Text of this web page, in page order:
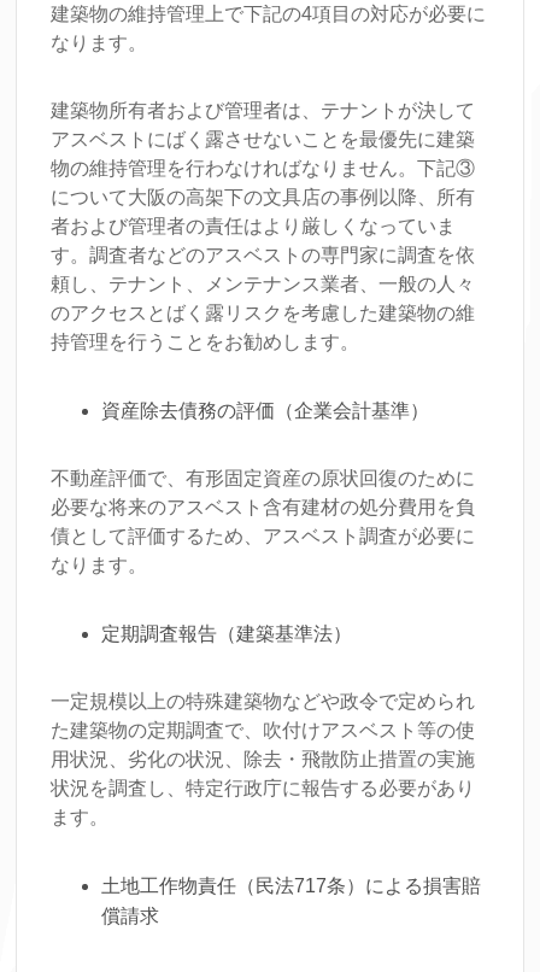
建築物の維持管理上で下記の4項目の対応が必要に
なります。
建築物所有者および管理者は、テナントが決して
アスベストにばく露させないことを最優先に建築
物の維持管理を行わなければなりません。下記③
について大阪の高架下の文具店の事例以降、所有
者および管理者の責任はより厳しくなっていま
す。調査者などのアスベストの専門家に調査を依
頼し、テナント、メンテナンス業者、一般の人々
のアクセスとばく露リスクを考慮した建築物の維
持管理を行うことをお勧めします。
資産除去債務の評価（企業会計基準）
不動産評価で、有形固定資産の原状回復のために
必要な将来のアスベスト含有建材の処分費用を負
債として評価するため、アスベスト調査が必要に
なります。
定期調査報告（建築基準法）
一定規模以上の特殊建築物などや政令で定められ
た建築物の定期調査で、吹付けアスベスト等の使
用状況、劣化の状況、除去・飛散防止措置の実施
状況を調査し、特定行政庁に報告する必要があり
ます。
土地工作物責任（民法717条）による損害賠
償請求